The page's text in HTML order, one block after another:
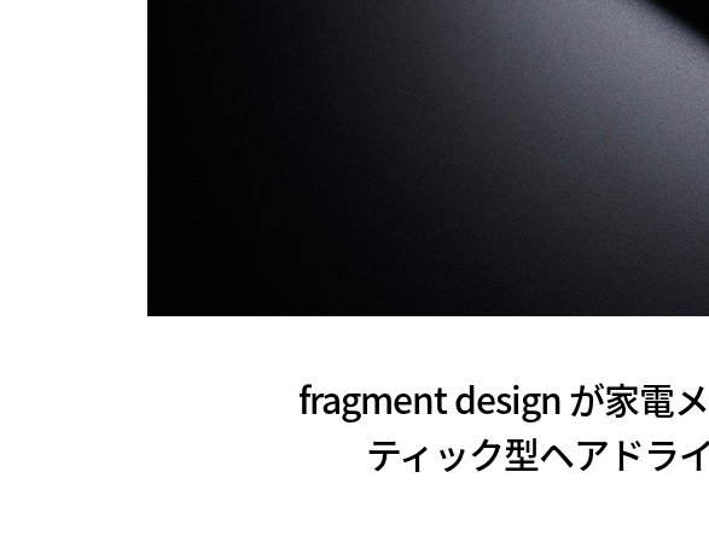
fragment design が家電
ティック型ヘアドラ